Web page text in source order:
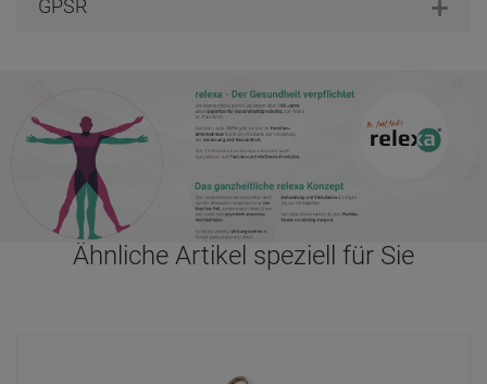
GPSR
Ähnliche Artikel speziell für Sie